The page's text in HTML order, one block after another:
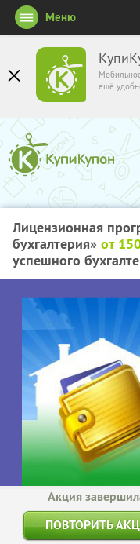
ещё
Меню
Лицензионная
бухгалтерия» от
успешного
Акция
ПОВТОРИТЬ